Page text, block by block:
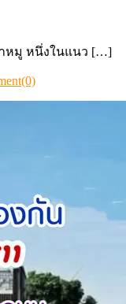
าหมู หนึ่งในแนว […]